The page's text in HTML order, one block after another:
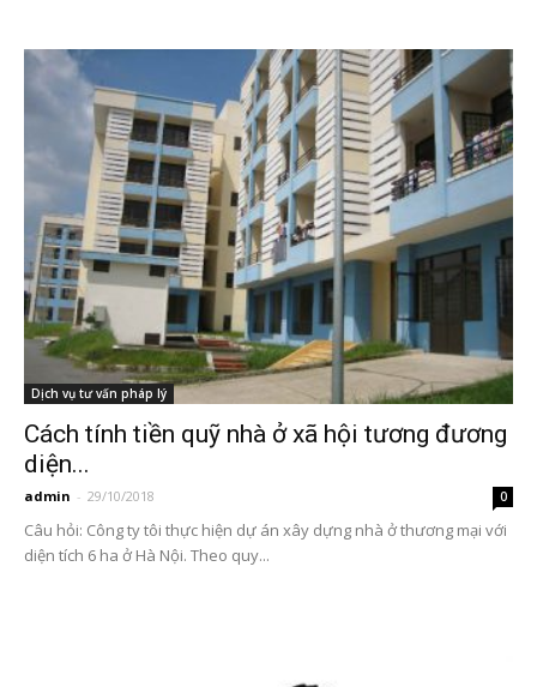
Dịch vụ tư vấn pháp lý
Cách tính tiền quỹ nhà ở xã hội tương đương
diện...
admin - 29/10/2018 0
Câu hỏi: Công ty tôi thực hiện dự án xây dựng nhà ở thương mại với
diện tích 6 ha ở Hà Nội. Theo quy...